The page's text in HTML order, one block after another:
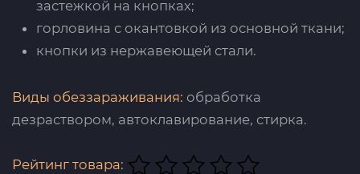
застежкой на кнопках;
горловина с окантовкой из основной ткани;
кнопки из нержавеющей стали.
Виды обеззараживания: обработка
дезраствором, автоклавирование, стирка.
Рейтинг товара: